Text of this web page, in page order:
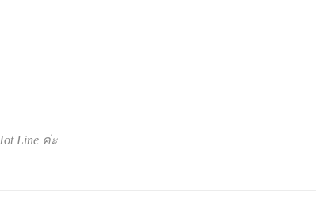
Line ค่ะ